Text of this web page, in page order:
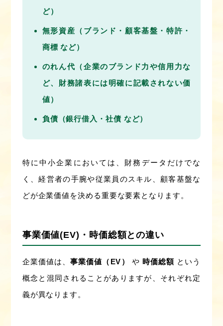
ど）
無形資産（ブランド・顧客基盤・特許・
商標 など）
のれん代（企業のブランド力や信用力な
ど、財務諸表には明確に記載されない価
値）
負債（銀行借入・社債 など）
特に中小企業においては、財務データだけでな
く、経営者の手腕や従業員のスキル、顧客基盤な
どが企業価値を決める重要な要素となります。
事業価値(EV)・時価総額との違い
企業価値は、事業価値（EV） や 時価総額 という
概念と混同されることがありますが、それぞれ定
義が異なります。